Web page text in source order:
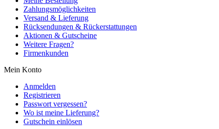
Zahlungsmöglichkeiten
Versand & Lieferung
Rücksendungen & Rückerstattungen
Aktionen & Gutscheine
Weitere Fragen?
Firmenkunden
Mein Konto
Anmelden
Registrieren
Passwort vergessen?
Wo ist meine Lieferung?
Gutschein einlösen